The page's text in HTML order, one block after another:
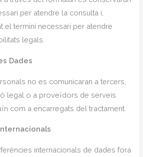
per atendre la consulta i,
el termini necessari per atendre
legals.
Dades
no es comunicaran a tercers,
legal o a proveïdors de serveis
com a encarregats del tractament.
internacionals de dades fora